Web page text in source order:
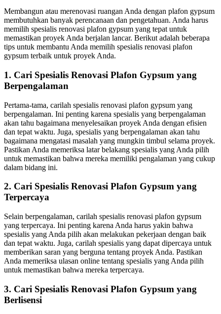
Membangun atau merenovasi ruangan Anda dengan plafon gypsum
membutuhkan banyak perencanaan dan pengetahuan. Anda harus
memilih spesialis renovasi plafon gypsum yang tepat untuk
memastikan proyek Anda berjalan lancar. Berikut adalah beberapa
tips untuk membantu Anda memilih spesialis renovasi plafon
gypsum terbaik untuk proyek Anda.
1. Cari Spesialis Renovasi Plafon Gypsum yang
Berpengalaman
Pertama-tama, carilah spesialis renovasi plafon gypsum yang
berpengalaman. Ini penting karena spesialis yang berpengalaman
akan tahu bagaimana menyelesaikan proyek Anda dengan efisien
dan tepat waktu. Juga, spesialis yang berpengalaman akan tahu
bagaimana mengatasi masalah yang mungkin timbul selama proyek.
Pastikan Anda memeriksa latar belakang spesialis yang Anda pilih
untuk memastikan bahwa mereka memiliki pengalaman yang cukup
dalam bidang ini.
2. Cari Spesialis Renovasi Plafon Gypsum yang
Terpercaya
Selain berpengalaman, carilah spesialis renovasi plafon gypsum
yang terpercaya. Ini penting karena Anda harus yakin bahwa
spesialis yang Anda pilih akan melakukan pekerjaan dengan baik
dan tepat waktu. Juga, carilah spesialis yang dapat dipercaya untuk
memberikan saran yang berguna tentang proyek Anda. Pastikan
Anda memeriksa ulasan online tentang spesialis yang Anda pilih
untuk memastikan bahwa mereka terpercaya.
3. Cari Spesialis Renovasi Plafon Gypsum yang
Berlisensi